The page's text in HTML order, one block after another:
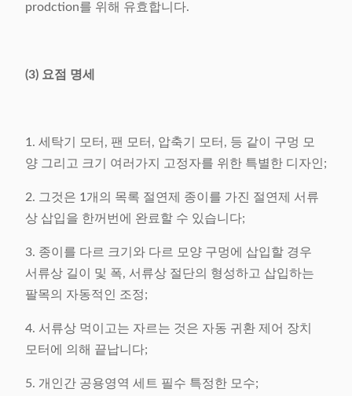
prodction를 위해 유효합니다.
(3) 요점 명세
1. 세탁기 모터, 팬 모터, 압축기 모터, 등 같이 구멍 모
양 그리고 크기 여러가지 고정자를 위한 특별한 디자인;
2. 그것은 1개의 목록 절연제 종이를 가진 절연제 서류
상 삽입을 한꺼번에 완료할 수 있습니다;
3. 종이를 다르 크기와 다르 모양 구멍에 삽입할 경우
서류상 길이 및 폭, 서류상 절단의 형성하고 삽입하는
팔목의 자동적인 조정;
4. 서류상 먹이고는 자르는 것은 자동 귀환 제어 장치
모터에 의해 끝납니다;
5. 개인간 공용영역 세트 필수 특정한 모수;